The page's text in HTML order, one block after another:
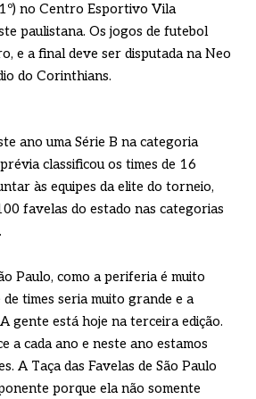
no Centro Esportivo Vila
paulistana. Os jogos de futebol
e a final deve ser disputada na Neo
do Corinthians.
ano uma Série B na categoria
classificou os times de 16
às equipes da elite do torneio,
favelas do estado nas categorias
Paulo, como a periferia é muito
times seria muito grande e a
gente está hoje na terceira edição.
a cada ano e neste ano estamos
A Taça das Favelas de São Paulo
porque ela não somente